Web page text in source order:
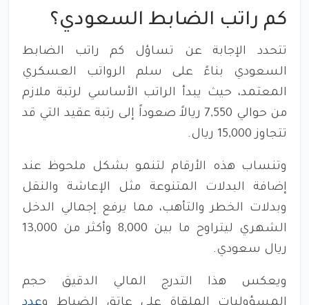
كم راتب الضابط السعودي؟
تتحدد الإجابة عن تساؤل كم راتب الضابط
السعودي بناءً على سلم الرواتب العسكري
المعتمد، حيث يبدأ الراتب الأساسي لرتبة ملازم
من حوالي 7,550 ريالاً صعوداً إلى رتبة عقيد التي قد
تتجاوز 15,000 ريال.
وتنساب هذه الأرقام لتنمو بشكل ملحوظ عند
إضافة البدلات المتنوعة مثل الإعاشة والنقل
وبدلات الخطر والتأهب، مما يرفع إجمالي الدخل
الشهري ليتراوح ما بين 8,000 وأكثر من 13,000
ريال سعودي.
ويعكس هذا التدرج المالي الدقيق حجم